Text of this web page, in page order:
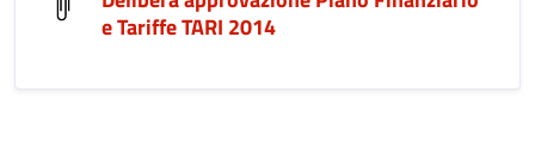
e Tariffe TARI 2014